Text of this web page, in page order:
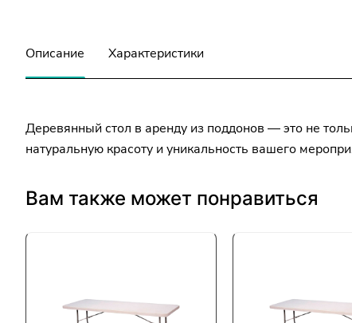
Описание Характеристики
Деревянный стол в аренду из поддонов — это не
натуральную красоту и уникальность вашего
Вам также может понравиться